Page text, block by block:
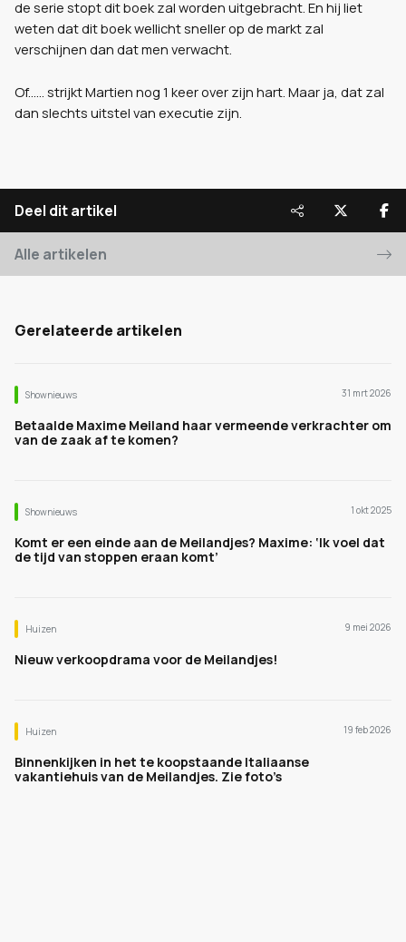
de serie stopt dit boek zal worden uitgebracht. En hij liet
weten dat dit boek wellicht sneller op de markt zal
verschijnen dan dat men verwacht.
Of...... strijkt Martien nog 1 keer over zijn hart. Maar ja, dat zal
dan slechts uitstel van executie zijn.
Deel dit artikel
Alle artikelen
Gerelateerde artikelen
Shownieuws 31 mrt 2026
Betaalde Maxime Meiland haar vermeende verkrachter om
van de zaak af te komen?
Shownieuws 1 okt 2025
Komt er een einde aan de Meilandjes? Maxime: ‘Ik voel dat
de tijd van stoppen eraan komt’
Huizen 9 mei 2026
Nieuw verkoopdrama voor de Meilandjes!
Huizen 19 feb 2026
Binnenkijken in het te koopstaande Italiaanse
vakantiehuis van de Meilandjes. Zie foto’s